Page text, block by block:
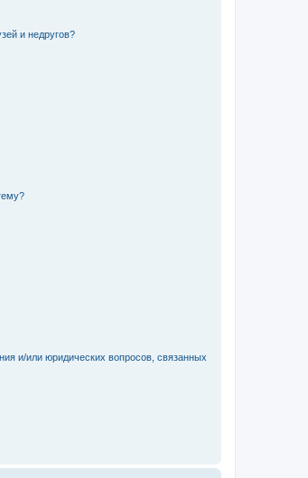
и недругов?
и/или юридических вопросов, связанных